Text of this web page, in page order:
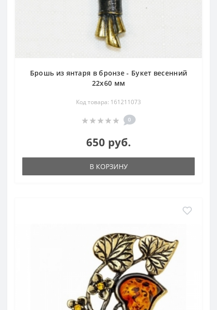
Брошь из янтаря в бронзе - Букет весенний
22х60 мм
Код товара: 161211073
0
650 руб.
В КОРЗИНУ